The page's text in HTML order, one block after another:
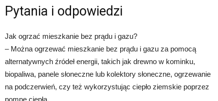
Pytania i odpowiedzi
Jak ogrzać mieszkanie bez prądu i gazu?
– Można ogrzewać mieszkanie bez prądu i gazu za pomocą
alternatywnych źródeł energii, takich jak drewno w kominku,
biopaliwa, panele słoneczne lub kolektory słoneczne, ogrzewanie
na podczerwień, czy też wykorzystując ciepło ziemskie poprzez